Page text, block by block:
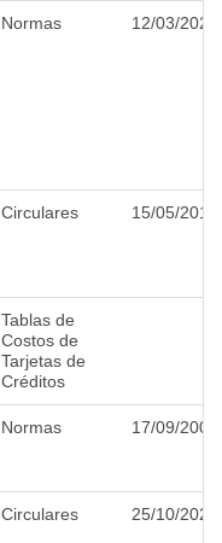
Normas 12/03/2025
Circulares 15/05/2018
Tablas de
Costos de
Tarjetas de
Créditos
Normas 17/09/2008
Circulares 25/10/2023